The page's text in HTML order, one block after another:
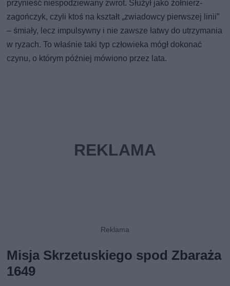
przynieść niespodziewany zwrot. Służył jako żołnierz-
zagończyk, czyli ktoś na kształt „zwiadowcy pierwszej linii”
– śmiały, lecz impulsywny i nie zawsze łatwy do utrzymania
w ryzach. To właśnie taki typ człowieka mógł dokonać
czynu, o którym później mówiono przez lata.
Misja Skrzetuskiego spod Zbaraża
1649